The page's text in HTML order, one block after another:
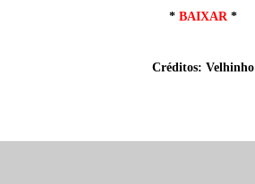
* BAIXAR*
Créditos: Velhinho